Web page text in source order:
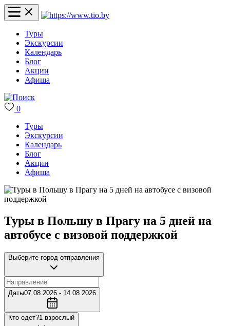
Туры
Экскурсии
Календарь
Блог
Акции
Афиша
0
Туры
Экскурсии
Календарь
Блог
Акции
Афиша
Туры в Польшу в Прагу на 5 дней на
автобусе с визовой поддержкой
Выберите город отправления
Даты07.08.2026 - 14.08.2026
Кто едет?1 взрослый